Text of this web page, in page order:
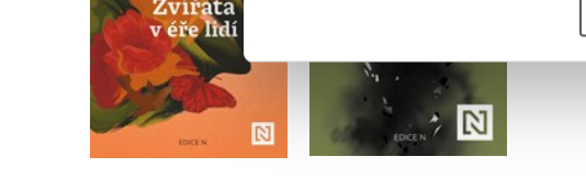
Do košíku
479 Kč
Do košíku
499 Kč
399 Kč